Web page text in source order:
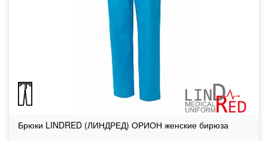
Брюки LINDRED (ЛИНДРЕД) ОРИОН женские бирюза